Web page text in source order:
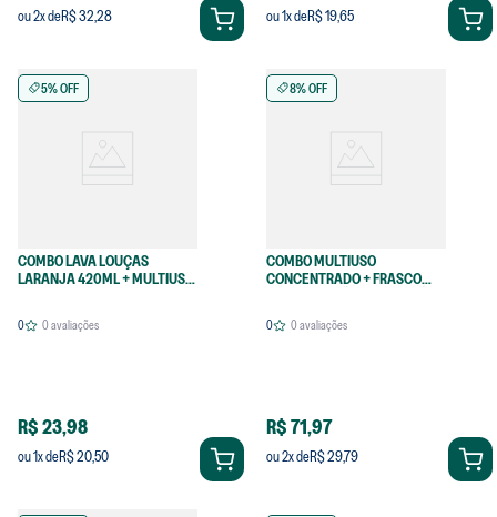
ou2x deR$ 32,28 ou1x deR$ 19,65
5% OFF
COMBO LAVA LOUÇAS
LARANJA 420ML + MULTIUSO
0 0avaliações
R$ 23,98
ou1x deR$ 20,50
8% OFF
COMBO MULTIUSO
CONCENTRADO + FRASCO
0 0avaliações
R$ 71,97
ou2x deR$ 29,79